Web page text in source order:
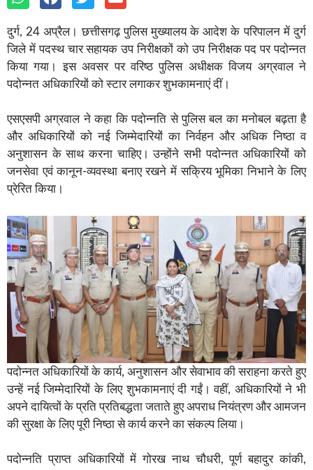
दुर्ग, 24 अप्रैल। छत्तीसगढ़ पुलिस मुख्यालय के आदेश के परिपालन में दुर्ग
जिले में पदस्थ चार सहायक उप निरीक्षकों को उप निरीक्षक पद पर पदोन्नत
किया गया। इस अवसर पर वरिष्ठ पुलिस अधीक्षक विजय अग्रवाल ने
पदोन्नत अधिकारियों को स्टार लगाकर शुभकामनाएं दीं।
एसएसपी अग्रवाल ने कहा कि पदोन्नति से पुलिस बल का मनोबल बढ़ता है
और अधिकारियों को नई जिम्मेदारियों का निर्वहन और अधिक निष्ठा व
अनुशासन के साथ करना चाहिए। उन्होंने सभी पदोन्नत अधिकारियों को
जनसेवा एवं कानून-व्यवस्था बनाए रखने में सक्रिय भूमिका निभाने के लिए
प्रेरित किया।
पदोन्नत अधिकारियों के कार्य, अनुशासन और सेवाभाव की सराहना करते हुए
उन्हें नई जिम्मेदारियों के लिए शुभकामनाएं दी गईं। वहीं, अधिकारियों ने भी
अपने दायित्वों के प्रति प्रतिबद्धता जताते हुए अपराध नियंत्रण और आमजन
की सुरक्षा के लिए पूरी निष्ठा से कार्य करने का संकल्प लिया।
पदोन्नति प्राप्त अधिकारियों में गोरख नाथ चौधरी, पूर्ण बहादुर कांकी,